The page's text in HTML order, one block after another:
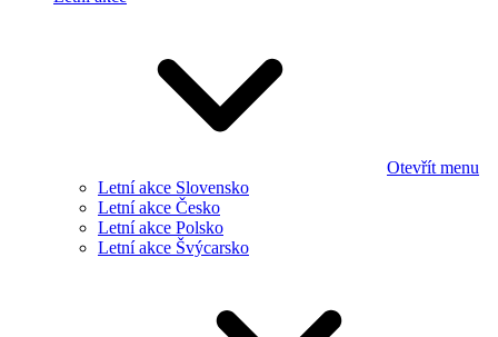
Otevřít menu
Letní akce Slovensko
Letní akce Česko
Letní akce Polsko
Letní akce Švýcarsko